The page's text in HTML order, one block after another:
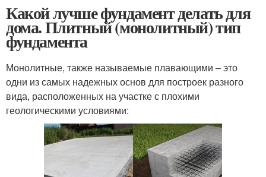
Какой лучше фундамент делать для
дома. Плитный (монолитный) тип
фундамента
Монолитные, также называемые плавающими – это
одни из самых надежных основ для построек разного
вида, расположенных на участке с плохими
геологическими условиями: